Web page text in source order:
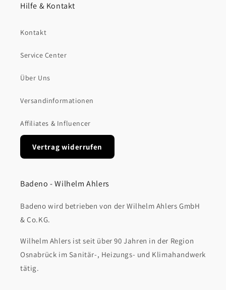
Hilfe & Kontakt
Kontakt
Service Center
Über Uns
Versandinformationen
Affiliates & Influencer
Vertrag widerrufen
Badeno - Wilhelm Ahlers
Badeno wird betrieben von der Wilhelm Ahlers GmbH
& Co.KG.
Wilhelm Ahlers ist seit über 90 Jahren in der Region
Osnabrück im Sanitär-, Heizungs- und Klimahandwerk
tätig.